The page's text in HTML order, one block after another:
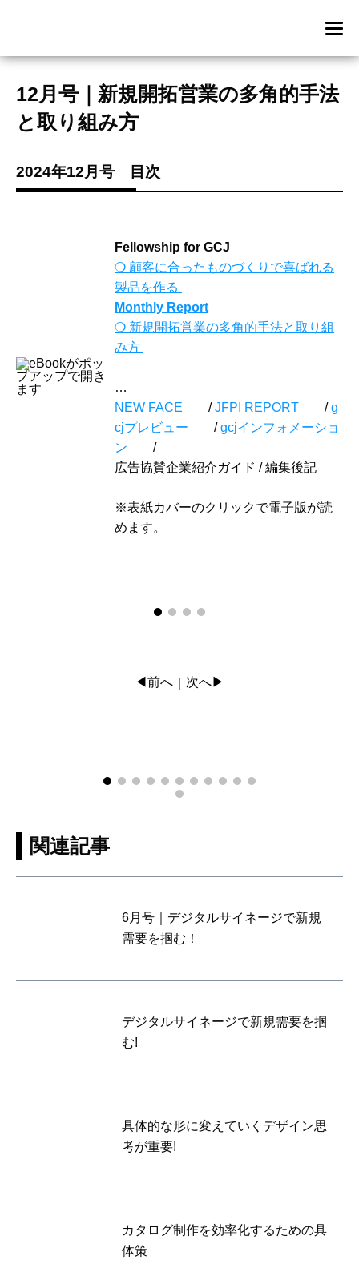
12月号｜新規開拓営業の多角的手法
と取り組み方
2024年12月号 目次
Fellowship for GCJ
❍ 顧客に合ったものづくりで喜ばれる
製品を作る
Monthly Report
❍ 新規開拓営業の多角的手法と取り組
み方
…
NEW FACE
/JFPI REPORT /g
cjプレビュー
/gcjインフォメーショ
ン
/
広告協賛企業紹介ガイド / 編集後記
※表紙カバーのクリックで電子版が読
めます。
◀前へ 次へ▶
関連記事
6月号｜デジタルサイネージで新規
需要を掴む！
デジタルサイネージで新規需要を掴
む!
具体的な形に変えていくデザイン思
考が重要!
カタログ制作を効率化するための具
体策